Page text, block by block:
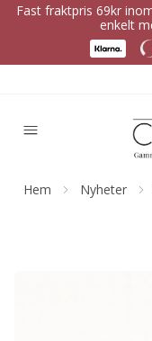
Fast fraktpris 69kr
enkelt
Hem Nyheter